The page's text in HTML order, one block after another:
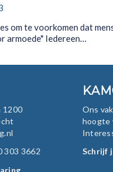
om te voorkomen dat
armoede" Iedereen…
1200
303 3662
Ons
hoogte
Schrijf